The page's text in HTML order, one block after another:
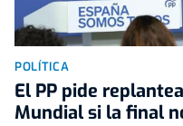
POLÍTICA
El PP pide
Mundial si la final